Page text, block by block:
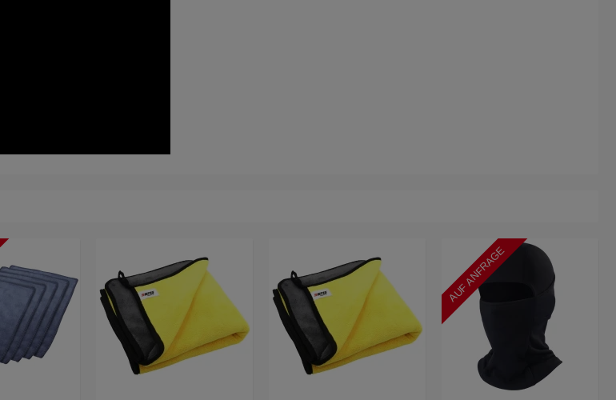
AUF ANFRAGE